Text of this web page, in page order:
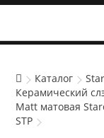
Каталог
Керамический
Matt матовая
STP